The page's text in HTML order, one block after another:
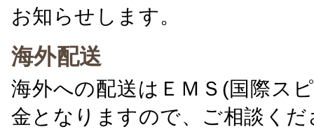
お知らせします。
海外配送
海外への配送はＥＭＳ(国際ス
金となりますので、ご相談くだ